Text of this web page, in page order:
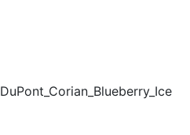
DuPont_Corian_Blueberry_Ice